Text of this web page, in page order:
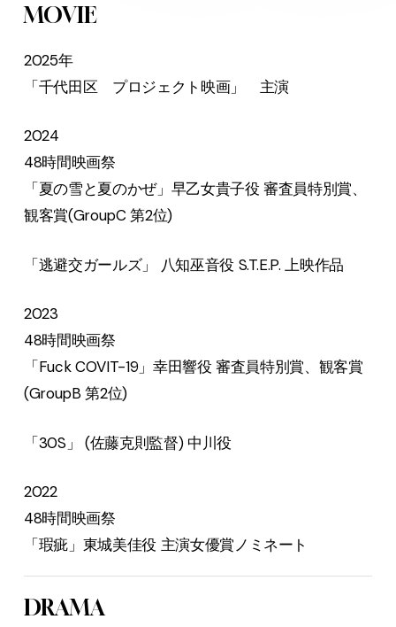
MOVIE
2025年
「千代田区 プロジェクト映画」 主演
2024
48時間映画祭
「夏の雪と夏のかぜ」早乙女貴子役 審査員特別賞、
観客賞(GroupC 第2位)
「逃避交ガールズ」 八知巫音役 S.T.E.P. 上映作品
2023
48時間映画祭
「Fuck COVIT-19」幸田響役 審査員特別賞、観客賞
(GroupB 第2位)
「30S」 (佐藤克則監督) 中川役
2022
48時間映画祭
「瑕疵」東城美佳役 主演女優賞ノミネート
DRAMA